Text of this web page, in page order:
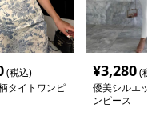
(税込)
タイトワンピ
¥3,280(税
優美シルエッ
ンピース